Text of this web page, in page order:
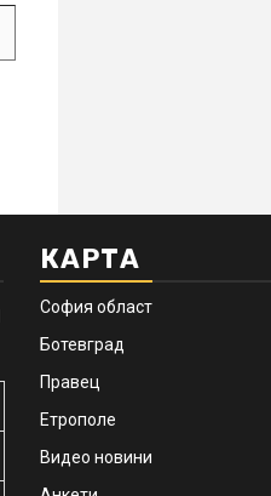
КАРТА
София област
Ботевград
Правец
Етрополе
Видео новини